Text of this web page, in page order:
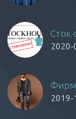
Сток
2020-
2019-